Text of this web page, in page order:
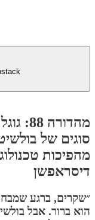
סוגים של
מהפיכות
דיסראפשן
״שקרים, ברגע
הוא ברור. אבל